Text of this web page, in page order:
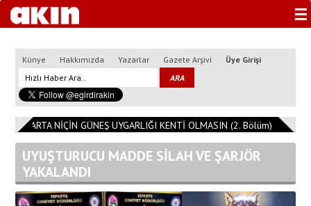
☰
Künye Hakkımızda Yazarlar Gazete Arşivi Üye Girişi
ISPARTA NİÇİN GÜNEŞ UYGARLIĞI KENTİ OLMASIN (2. Bölüm)
UYUŞTURUCU MADDE SİLAH VE ŞARJÖR
YAKALANDI